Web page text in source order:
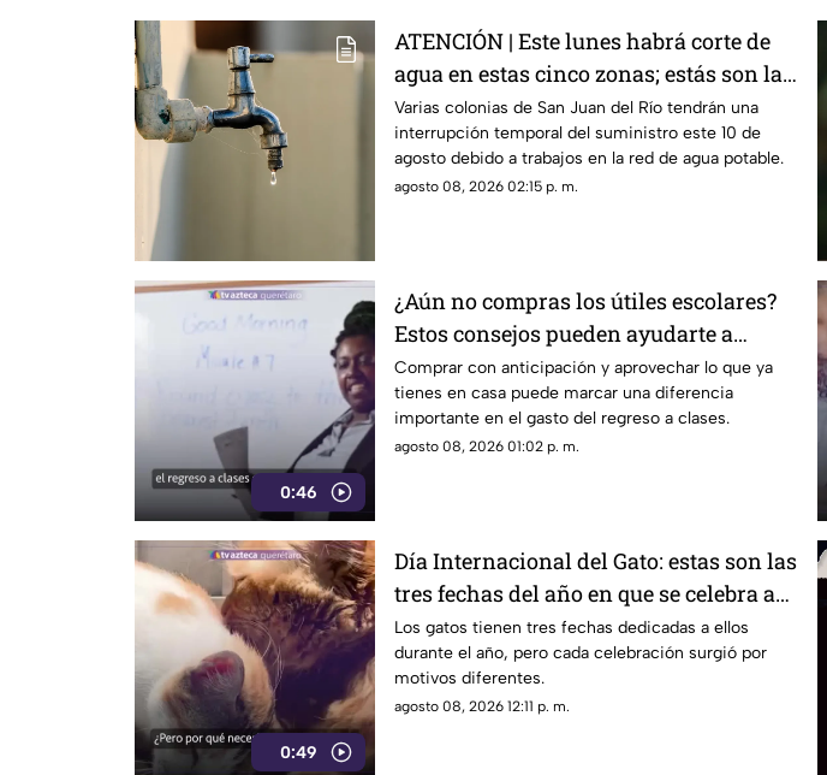
ATENCIÓN | Este lunes habrá corte de
agua en estas cinco zonas; estás son las
colonias afectadas
Varias colonias de San Juan del Río tendrán una
interrupción temporal del suministro este 10 de
agosto debido a trabajos en la red de agua potable.
agosto 08, 2026 02:15 p. m.
0:46
¿Aún no compras los útiles escolares?
Estos consejos pueden ayudarte a
gastar menos
Comprar con anticipación y aprovechar lo que ya
tienes en casa puede marcar una diferencia
importante en el gasto del regreso a clases.
agosto 08, 2026 01:02 p. m.
0:49
Día Internacional del Gato: estas son las
tres fechas del año en que se celebra a
los felinos
Los gatos tienen tres fechas dedicadas a ellos
durante el año, pero cada celebración surgió por
motivos diferentes.
agosto 08, 2026 12:11 p. m.